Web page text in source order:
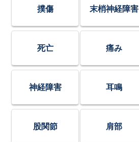
撲傷 末梢神経障害
死亡 痛み
神経障害 耳鳴
股関節 肩部